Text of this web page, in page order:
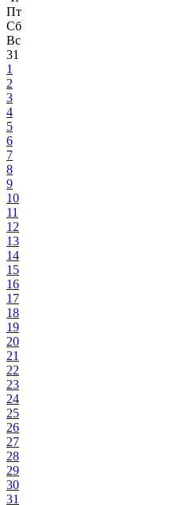
Пт
Сб
Вс
31
1
2
3
4
5
6
7
8
9
10
11
12
13
14
15
16
17
18
19
20
21
22
23
24
25
26
27
28
29
30
31